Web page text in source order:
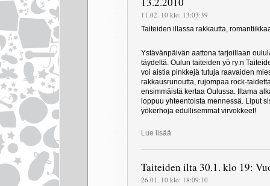
11.02. 10 klo: 13:03:39
Taiteiden illassa rakkautta,
Ystävänpäivän aattona tarjoillaan
täydeltä. Oulun taiteiden yö ry:n
voi aistia pinkkejä tutuja raavaiden
rakkausrunoutta, rujompaa rock-
ensimmäistä kertaa Oulussa. Iltama
loppuu yhteentoista mennessä. Liput
yökerhoja edullisemmat virvokkeet!
Lue lisää
Taiteiden ilta 30.1. klo 19:
26.01. 10 klo: 18:09:10